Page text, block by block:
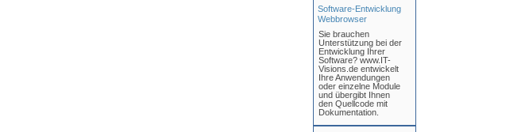
Software-Entwicklung
Webbrowser
Sie brauchen
Unterstützung bei der
Entwicklung Ihrer
Software? www.IT-
Visions.de entwickelt
Ihre Anwendungen
oder einzelne Module
und übergibt Ihnen
den Quellcode mit
Dokumentation.